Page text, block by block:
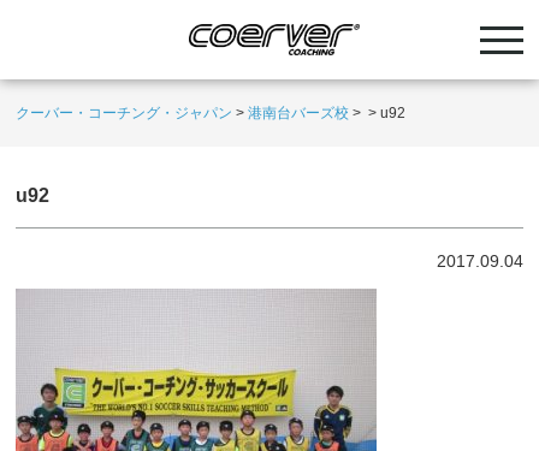
クーバー・コーチング・ジャパン >港南台バーズ校 > >u92
u92
2017.09.04